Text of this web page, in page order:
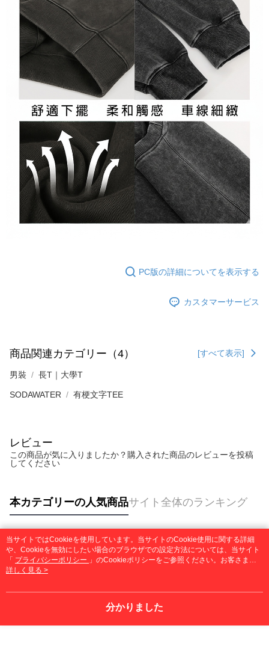
PC版の詳細についてを表示する
カスタマーサービス
商品関連カテゴリー（4） [すべて表示]
男裝 長T｜大學T
SODAWATER 有梗文字TEE
レビュー
この商品が気に入りましたか？購入された商品のレビューを投稿
してください
本カテゴリーの人気商品サイト全体のランキング
人気タグ
当サイトではCookieを使用しています。当サイトのCookie使用に関する詳細
や、Cookieを無効にしたい場合のブラウザでの設定方法については、当サイト
「 プライバシーポリシー 」のCookieポリシーをご参照ください。お客さま
が、当サイトを引き続き使用される場合、当社がサイト利用規約のCookieポリ
詳しく見る >
分かりました